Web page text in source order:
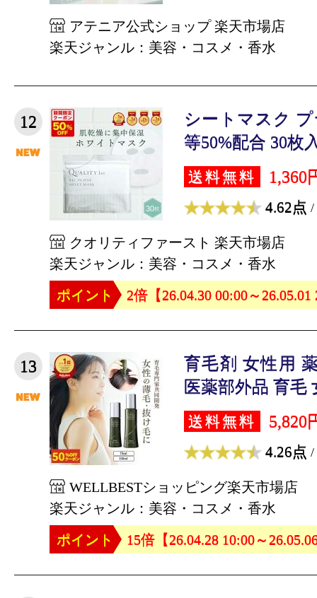
アテニア公式ショップ 楽天市場店
楽天ジャンル：美容・コスメ・香水
12
シートマスク
等50%配合 30枚
送料無料 1,360
4.62点 /
クオリティファースト 楽天市場店
楽天ジャンル：美容・コスメ・香水
ポイント
2倍【26.04.30 00:00～26.05.01
13
育毛剤 女性用
医薬部外品 育毛
送料無料 5,820
4.26点 /
WELLBESTショッピング楽天市場店
楽天ジャンル：美容・コスメ・香水
ポイント
15倍【26.04.28 10:00～